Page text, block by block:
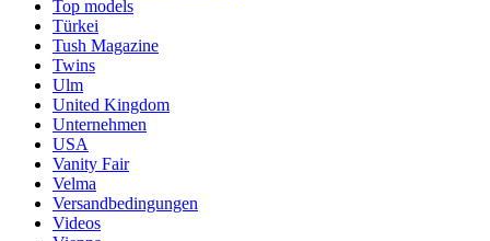
Top models
Türkei
Tush Magazine
Twins
Ulm
United Kingdom
Unternehmen
USA
Vanity Fair
Velma
Versandbedingungen
Videos